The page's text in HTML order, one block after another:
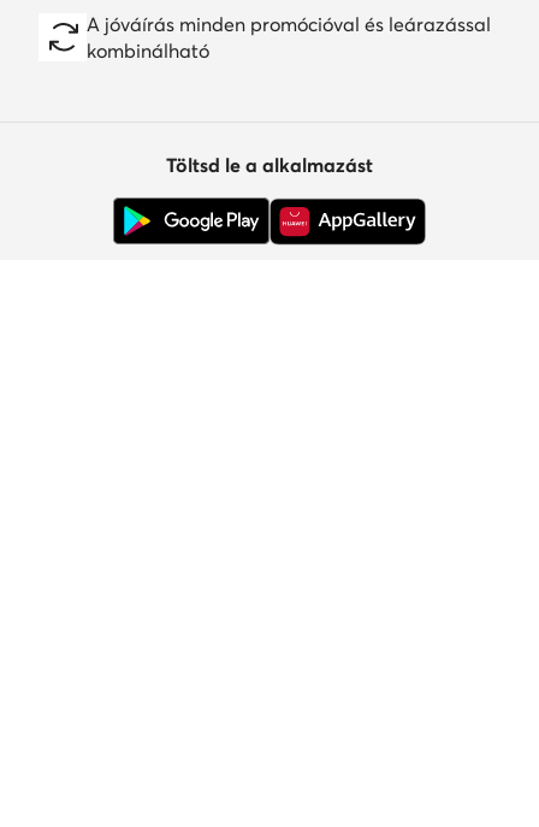
A jóváírás minden promócióval és leárazással
kombinálható
Töltsd le a alkalmazást